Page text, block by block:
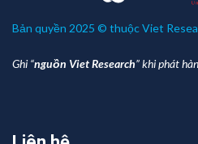
Bản quyền 2025 © thuộc Viet
Ghi “nguồn Viet Research” khi phát